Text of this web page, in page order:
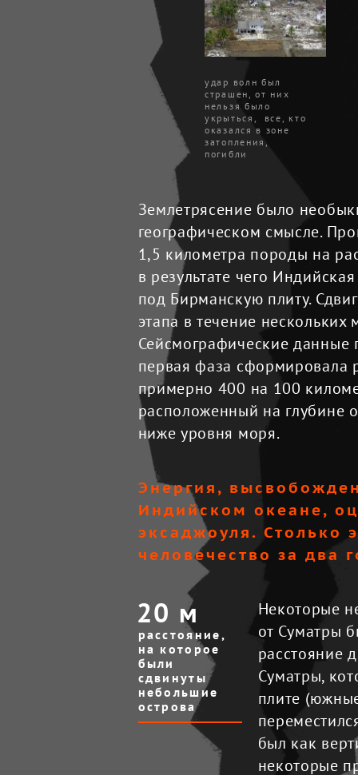
удар волн был
страшен, от них
нельзя было
укрыться,  все, кто
оказался в зоне
затопления,
погибли
Землетрясение было
географическом смысле.
1,5 километра породы на
в результате чего
под Бирманскую плиту.
этапа в течение нескольких
Сейсмографические данные
первая фаза сформировала
примерно 400 на 100
расположенный на глубине
ниже уровня моря.
Энергия,
Индийском океане,
эксаджоуля. Столько
человечество за два
20 м
расстояние,
на которое
были
сдвинуты
небольшие
острова
Некоторые
от Суматры
расстояние
Суматры,
плите
был как
некоторые